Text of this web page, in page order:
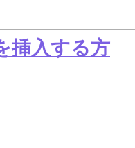
挿入する方